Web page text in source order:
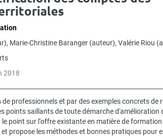
Marie-Christine Baranger (auteur), Valérie Riou
2018
professionnels et par des exemples concrets de
points saillants de toute démarche d'amélioration
point sur l'offre existante en matière de formation
propose les méthodes et bonnes pratiques pour